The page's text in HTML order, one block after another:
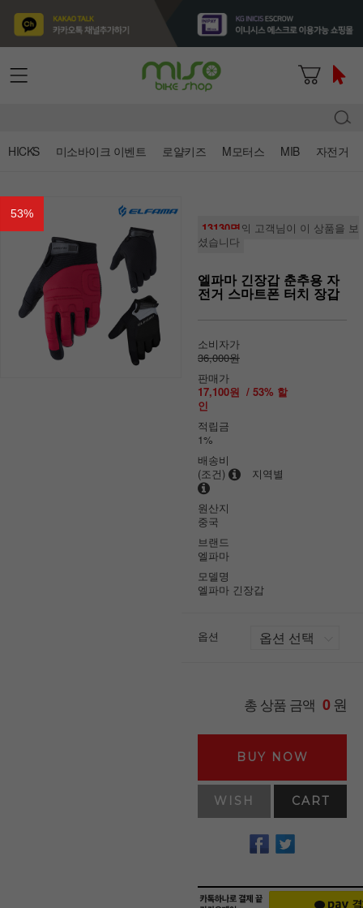
HICKS 미소바이크 이벤트 로얄키즈 M모터스 MIB 자전거
53%
13130명의 고객님이 이 상품을 보
셨습니다
엘파마 긴장갑 춘추용 자
전거 스마트폰 터치 장갑
소비자가
36,000원
판매가
17,100원 / 53% 할
인
적립금
1%
배송비
(조건)
지역별
원산지
중국
브랜드
엘파마
모델명
엘파마 긴장갑
옵션
총 상품 금액 0원
BUY NOW
WISH CART